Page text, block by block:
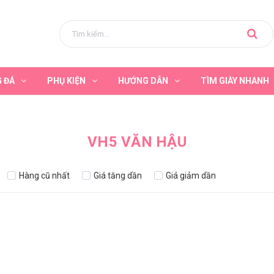
ĐÁ PHỤ KIỆN HƯỚNG DẪN TÌM GIÀY NHANH
VH5 VĂN HẬU
Hàng cũ nhất Giá tăng dần Giá giảm dần